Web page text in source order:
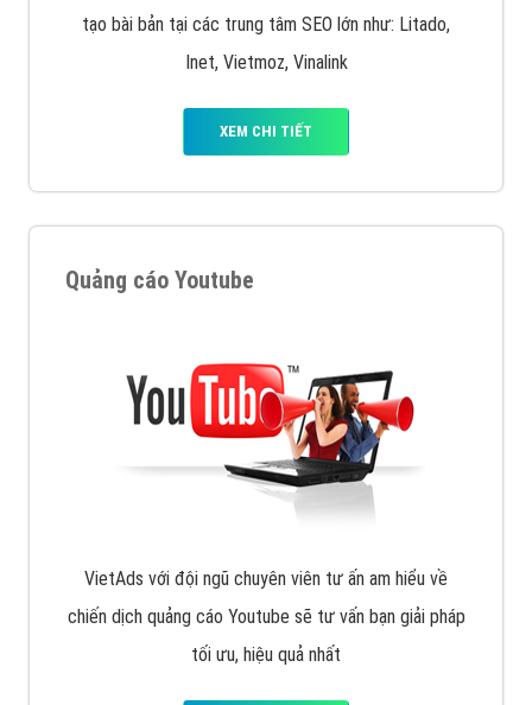
tạo bài bản tại các trung tâm SEO lớn như: Litado,
Inet, Vietmoz, Vinalink
XEM CHI TIẾT
Quảng cáo Youtube
VietAds với đội ngũ chuyên viên tư ấn am hiểu về
chiến dịch quảng cáo Youtube sẽ tư vấn bạn giải pháp
tối ưu, hiệu quả nhất